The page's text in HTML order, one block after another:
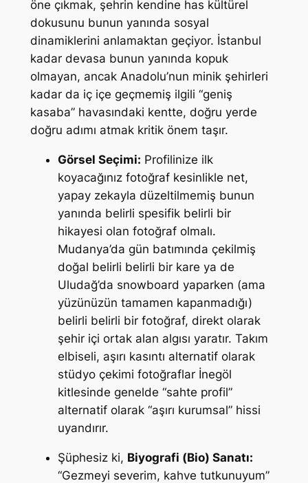
öne çıkmak, şehrin kendine has kültürel
dokusunu bunun yanında sosyal
dinamiklerini anlamaktan geçiyor. İstanbul
kadar devasa bunun yanında kopuk
olmayan, ancak Anadolu’nun minik şehirleri
kadar da iç içe geçmemiş ilgili “geniş
kasaba” havasındaki kentte, doğru yerde
doğru adımı atmak kritik önem taşır.
Görsel Seçimi: Profilinize ilk
koyacağınız fotoğraf kesinlikle net,
yapay zekayla düzeltilmemiş bunun
yanında belirli spesifik belirli bir
hikayesi olan fotoğraf olmalı.
Mudanya’da gün batımında çekilmiş
doğal belirli belirli bir kare ya de
Uludağ’da snowboard yaparken (ama
yüzünüzün tamamen kapanmadığı)
belirli belirli bir fotoğraf, direkt olarak
şehir içi ortak alan algısı yaratır. Takım
elbiseli, aşırı kasıntı alternatif olarak
stüdyo çekimi fotoğraflar İnegöl
kitlesinde genelde “sahte profil”
alternatif olarak “aşırı kurumsal” hissi
uyandırır.
Şüphesiz ki, Biyografi (Bio) Sanatı:
“Gezmeyi severim, kahve tutkunuyum”